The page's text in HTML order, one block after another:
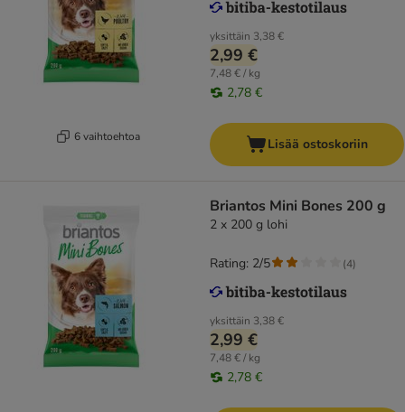
6 vaihtoehtoa
yksittäin 3,38 €
2,99 €
7,48 € / kg
2,78 €
Lisää ostoskoriin
Briantos Mini Bones 200 g
2 x 200 g lohi
yksittäin 3,38 €
2,99 €
7,48 € / kg
2,78 €
Rating: 2/5 (4)